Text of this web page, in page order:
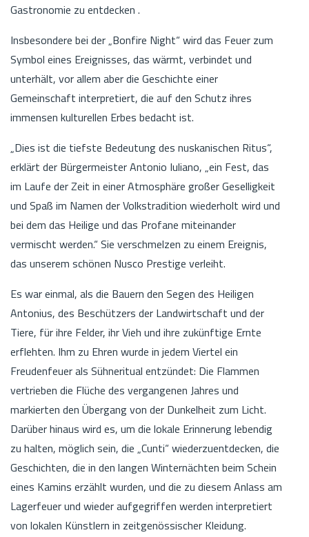
Gastronomie zu entdecken .
Insbesondere bei der „Bonfire Night“ wird das Feuer zum
Symbol eines Ereignisses, das wärmt, verbindet und
unterhält, vor allem aber die Geschichte einer
Gemeinschaft interpretiert, die auf den Schutz ihres
immensen kulturellen Erbes bedacht ist.
„Dies ist die tiefste Bedeutung des nuskanischen Ritus“,
erklärt der Bürgermeister Antonio Iuliano, „ein Fest, das
im Laufe der Zeit in einer Atmosphäre großer Geselligkeit
und Spaß im Namen der Volkstradition wiederholt wird und
bei dem das Heilige und das Profane miteinander
vermischt werden.“ Sie verschmelzen zu einem Ereignis,
das unserem schönen Nusco Prestige verleiht.
Es war einmal, als die Bauern den Segen des Heiligen
Antonius, des Beschützers der Landwirtschaft und der
Tiere, für ihre Felder, ihr Vieh und ihre zukünftige Ernte
erflehten. Ihm zu Ehren wurde in jedem Viertel ein
Freudenfeuer als Sühneritual entzündet: Die Flammen
vertrieben die Flüche des vergangenen Jahres und
markierten den Übergang von der Dunkelheit zum Licht.
Darüber hinaus wird es, um die lokale Erinnerung lebendig
zu halten, möglich sein, die „Cunti“ wiederzuentdecken, die
Geschichten, die in den langen Winternächten beim Schein
eines Kamins erzählt wurden, und die zu diesem Anlass am
Lagerfeuer und wieder aufgegriffen werden interpretiert
von lokalen Künstlern in zeitgenössischer Kleidung.